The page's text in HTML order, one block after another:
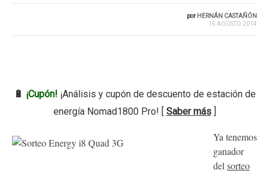
por HERNÁN CASTAÑÓN
15 AGOSTO 2014
🔋 ¡Cupón! ¡Análisis y cupón de descuento de estación de
energía Nomad1800 Pro! [ Saber más]
Ya tenemos
ganador
delsorteo